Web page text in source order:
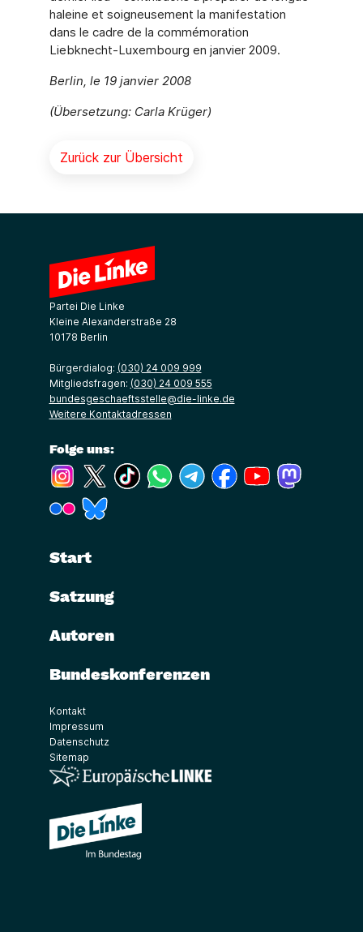
haleine et soigneusement la manifestation
dans le cadre de la commémoration
Liebknecht-Luxembourg en janvier 2009.
Berlin, le 19 janvier 2008
(Übersetzung: Carla Krüger)
Zurück zur Übersicht
Partei Die Linke
Kleine Alexanderstraße 28
10178 Berlin
Bürgerdialog: (030) 24 009 999
Mitgliedsfragen: (030) 24 009 555
bundesgeschaeftsstelle@die-linke.de
Weitere Kontaktadressen
Folge uns:
(Link öffnet ein neues Fenster)
(Link öffnet ein neues Fenster)
(Link öffnet ein neues Fenster)
(Link öffnet ein neues Fenster)
(Link öffnet ein neues Fenster)
(Link öffnet ein neues
(Link öffnet ein
(Link öffnet ein neues Fenster)
Start
Satzung
Autoren
Bundeskonferenzen
Kontakt
Impressum
Datenschutz
Sitemap
(Link öffnet ein neues Fenster)